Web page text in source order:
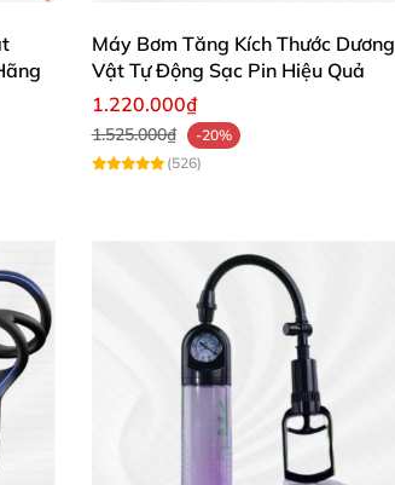
Máy Bơm Tăng Kích Thước Dương
Vật Tự Động Sạc Pin Hiệu Quả
1.220.000₫
1.525.000₫
-20%
(526)